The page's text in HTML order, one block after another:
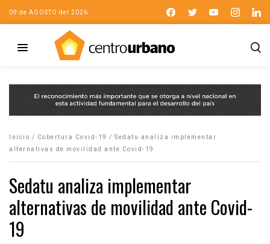
09 de AGOSTO del 2026
Inicio / Cobertura Covid-19 / Sedatu analiza implementar
alternativas de movilidad ante Covid-19
Sedatu analiza implementar
alternativas de movilidad ante Covid-
19